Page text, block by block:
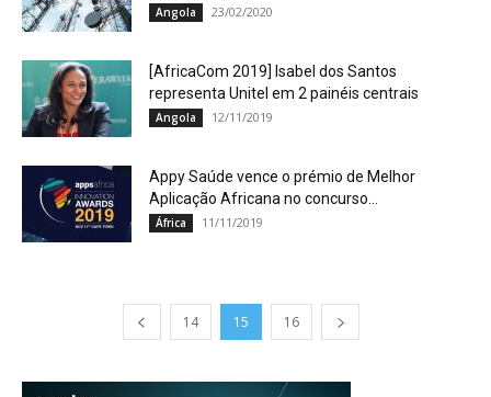
Angola 23/02/2020
[AfricaCom 2019] Isabel dos Santos
representa Unitel em 2 painéis centrais
Angola 12/11/2019
Appy Saúde vence o prémio de Melhor
Aplicação Africana no concurso...
África 11/11/2019
14 15 16